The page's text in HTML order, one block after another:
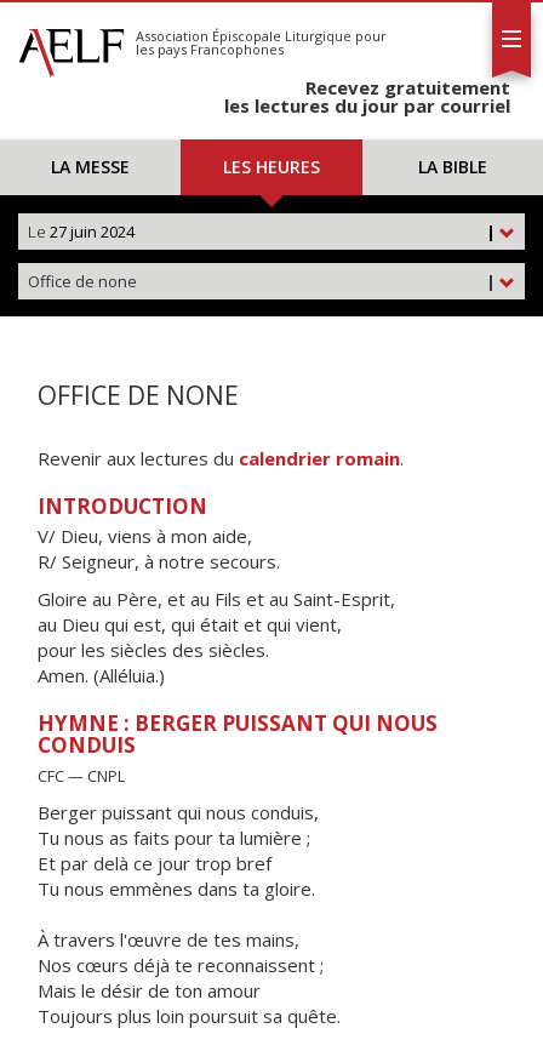
S'abonner
Calendrier
Association Épiscopale Liturgique pour
les pays Francophones
Recevez gratuitement
les lectures du jour par courriel
LA MESSE LES HEURES LA BIBLE
|
Le 27 juin 2024
|
Office de none
OFFICE DE NONE
Revenir aux lectures du calendrier romain.
INTRODUCTION
V/ Dieu, viens à mon aide,
R/ Seigneur, à notre secours.
Gloire au Père, et au Fils et au Saint-Esprit,
au Dieu qui est, qui était et qui vient,
pour les siècles des siècles.
Amen. (Alléluia.)
HYMNE : BERGER PUISSANT QUI NOUS
CONDUIS
CFC — CNPL
Berger puissant qui nous conduis,
Tu nous as faits pour ta lumière ;
Et par delà ce jour trop bref
Tu nous emmènes dans ta gloire.
À travers l'œuvre de tes mains,
Nos cœurs déjà te reconnaissent ;
Mais le désir de ton amour
Toujours plus loin poursuit sa quête.